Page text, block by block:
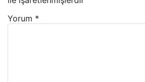
Yorum *